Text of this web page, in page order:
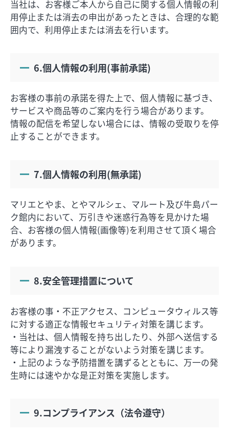
当社は、お客様ご本人から自己に関する個人情報の利
用停止または消去の申出があったときは、合理的な範
囲内で、利用停止または消去を行います。
6.個人情報の利用(事前承諾)
お客様の事前の承諾を得た上で、個人情報に基づき、
サービスや商品等のご案内を行う場合があります。
情報の配信を希望しない場合には、情報の受取りを停
止することができます。
7.個人情報の利用(無承諾)
マリエとやま、とやマルシェ、マルート及び牛島パー
ク館内において、万引きや迷惑行為等を見かけた場
合、お客様の個人情報(画像等)を利用させて頂く場合
があります。
8.安全管理措置について
お客様の事・不正アクセス、コンピュータウィルス等
に対する適正な情報セキュリティ対策を講じます。
・当社は、個人情報を持ち出したり、外部へ送信する
等により漏洩することがないよう対策を講じます。
・上記のような予防措置を講ずるとともに、万一の発
生時には速やかな是正対策を実施します。
9.コンプライアンス（法令遵守）